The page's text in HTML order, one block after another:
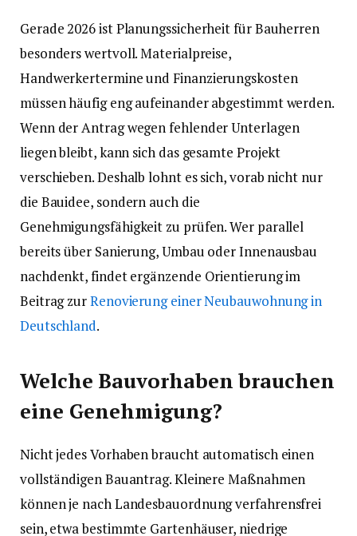
Gerade 2026 ist Planungssicherheit für Bauherren
besonders wertvoll. Materialpreise,
Handwerkertermine und Finanzierungskosten
müssen häufig eng aufeinander abgestimmt werden.
Wenn der Antrag wegen fehlender Unterlagen
liegen bleibt, kann sich das gesamte Projekt
verschieben. Deshalb lohnt es sich, vorab nicht nur
die Bauidee, sondern auch die
Genehmigungsfähigkeit zu prüfen. Wer parallel
bereits über Sanierung, Umbau oder Innenausbau
nachdenkt, findet ergänzende Orientierung im
Beitrag zurRenovierung einer Neubauwohnung in
Deutschland.
Welche Bauvorhaben brauchen
eine Genehmigung?
Nicht jedes Vorhaben braucht automatisch einen
vollständigen Bauantrag. Kleinere Maßnahmen
können je nach Landesbauordnung verfahrensfrei
sein, etwa bestimmte Gartenhäuser, niedrige